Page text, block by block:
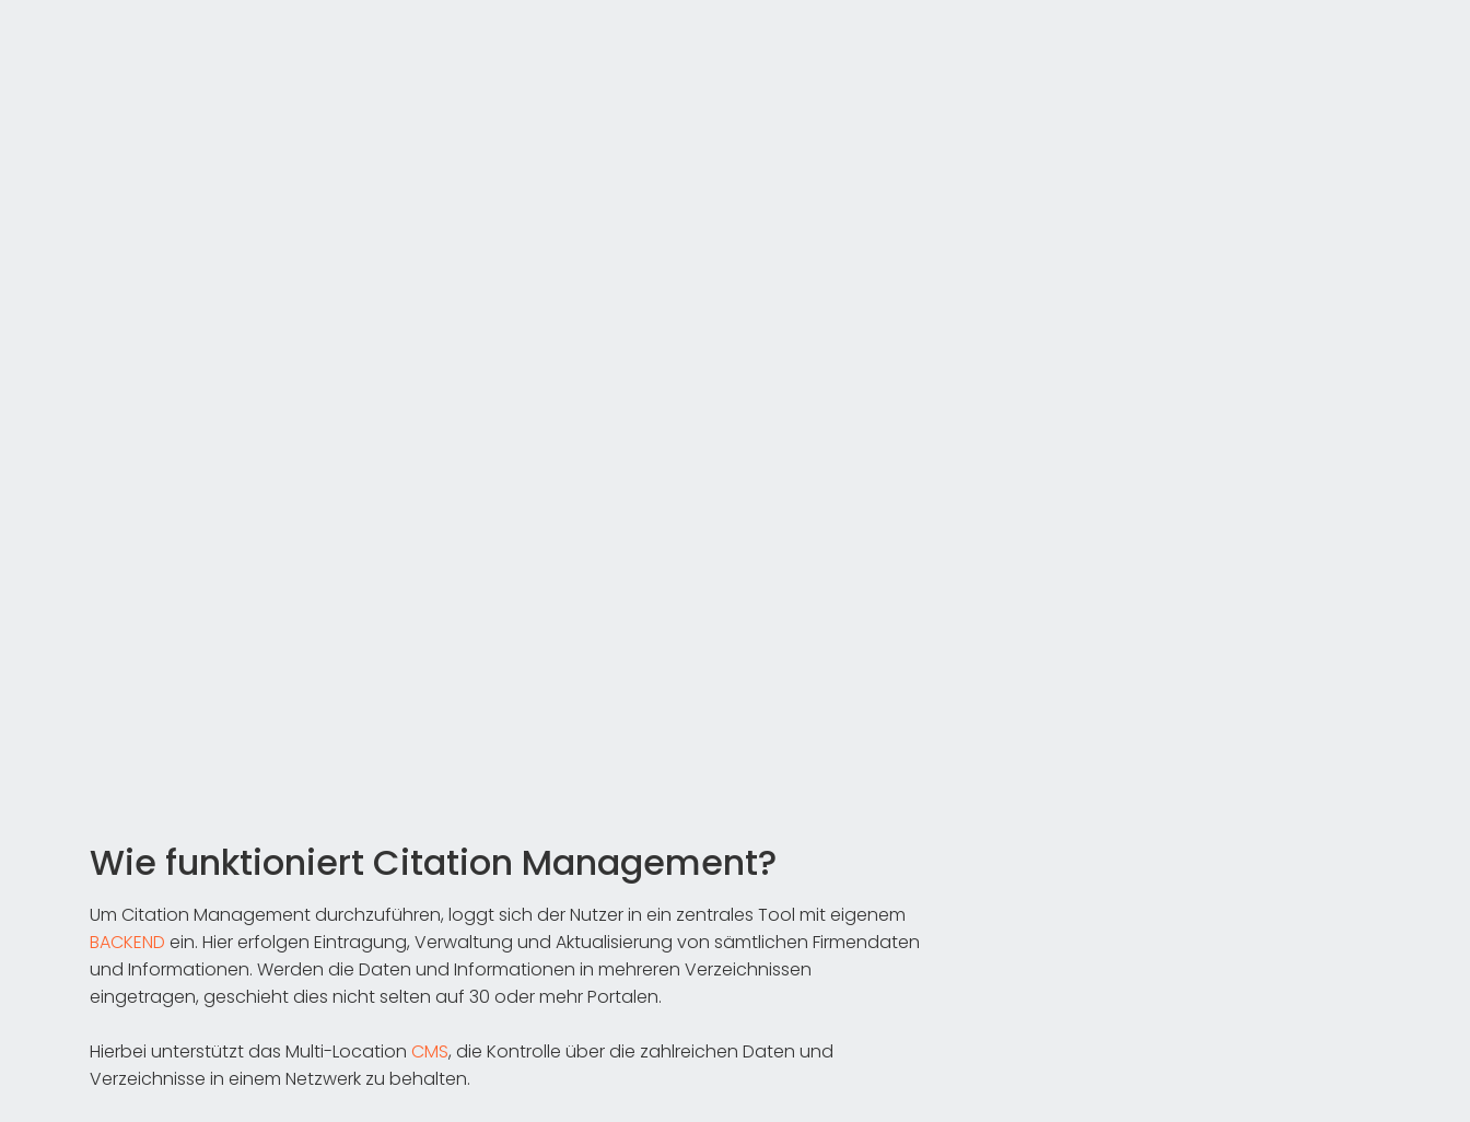
Wie funktioniert Citation Management?
Um Citation Management durchzuführen, loggt sich der Nutzer in ein zentrales Tool mit eigenem
BACKEND ein. Hier erfolgen Eintragung, Verwaltung und Aktualisierung von sämtlichen Firmendaten
und Informationen. Werden die Daten und Informationen in mehreren Verzeichnissen
eingetragen, geschieht dies nicht selten auf 30 oder mehr Portalen.
Hierbei unterstützt das Multi-Location CMS, die Kontrolle über die zahlreichen Daten und
Verzeichnisse in einem Netzwerk zu behalten.